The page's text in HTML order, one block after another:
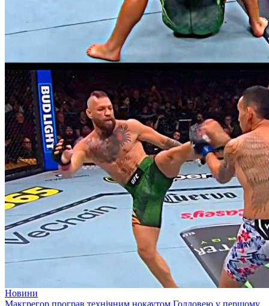
Новини
Макгрегор програв технічним нокаутом Голловею у першому